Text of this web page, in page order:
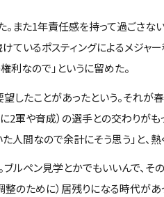
。また1年責任感を持って過ごさ
ているポスティングによるメジャ
利なので」というに留めた。
したことがあったという。それが
に2軍や育成）の選手との交わりが
人間なので余計にそう思う」と、熱
ルペン見学とかでもいいんで、
のために）居残りになる時代があ